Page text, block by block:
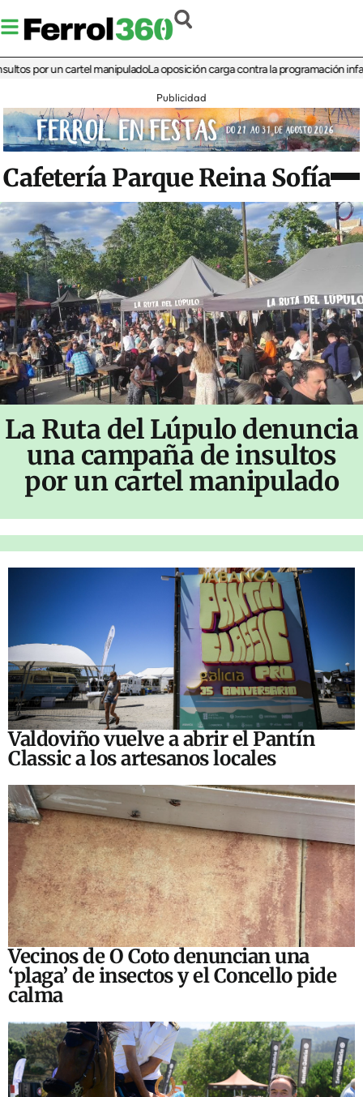
un cartel manipuladoLa oposición carga contra la programación infantil de
Publicidad
Cafetería Parque Reina Sofía
La Ruta del Lúpulo denuncia
una campaña de insultos
por un cartel manipulado
Valdoviño vuelve a abrir el Pantín
Classic a los artesanos locales
Vecinos de O Coto denuncian una
‘plaga’ de insectos y el Concello pide
calma